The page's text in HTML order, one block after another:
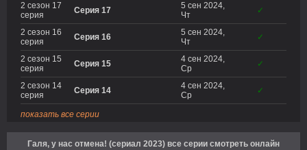
2 сезон 17
серия
Серия 17
5 сен 2024,
Чт
✓
2 сезон 16
серия
Серия 16
5 сен 2024,
Чт
✓
2 сезон 15
серия
Серия 15
4 сен 2024,
Ср
✓
2 сезон 14
серия
Серия 14
4 сен 2024,
Ср
✓
показать все серии
Галя, у нас отмена! (сериал 2023) все серии смотреть онлайн